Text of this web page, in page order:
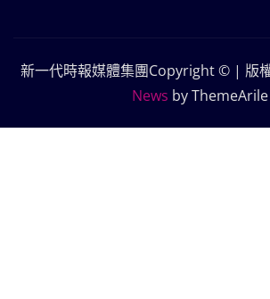
新一代時報媒體集團Copyright © | 版
News by ThemeArile